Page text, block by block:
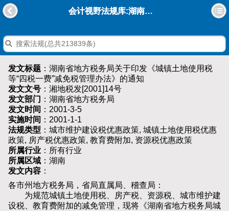
会计视野法规库:湖南省地方税务局关于印发《城镇土地使用税等“四税一费”减免税管理办法》的通知
发文标题 ：湖南省地方税务局关于印发《城镇土地使用税
等“四税一费”减免税管理办法》的通知
发文文号 ：湘地税发[2001]14号
发文部门 ：湖南省地方税务局
发文时间 ：2001-3-5
实施时间 ：2001-1-1
法规类型 ：城市维护建设税优惠政策, 城镇土地使用税优惠
政策, 房产税优惠政策, 教育费附加, 资源税优惠政策
所属行业 ：所有行业
所属区域 ：湖南
发文内容 ：
各市州地方税务局，省局直属局、稽查局：
为规范城镇土地使用税、房产税、资源税、城市维护建
设税、教育费附加的减免管理，现将《湖南省地方税务局城